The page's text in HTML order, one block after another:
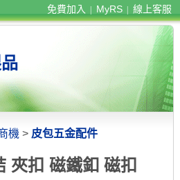
免費加入 MyRS 線上客服
機 > 皮包五金配件
夾扣 磁鐵釦 磁扣